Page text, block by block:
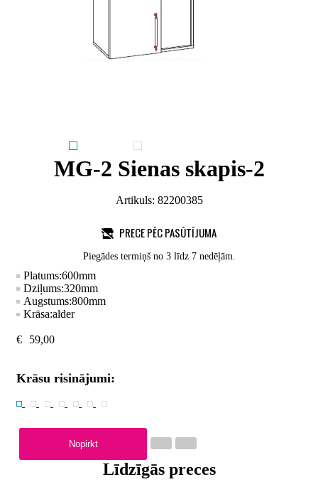
MG-2 Sienas skapis-2
Artikuls: 82200385
PRECE PĒC PASŪTĪJUMA
Piegādes termiņš no 3 līdz 7 nedēļām.
Platums:600mm
Dziļums:320mm
Augstums:800mm
Krāsa:alder
€ 59,00
Krāsu risinājumi:
Nopirkt
Līdzīgās preces